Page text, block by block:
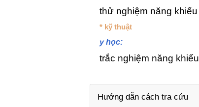
thử nghiệm năng khiếu
* kỹ thuật
y học:
trắc nghiệm năng khiếu
Hướng dẫn cách tra cứu